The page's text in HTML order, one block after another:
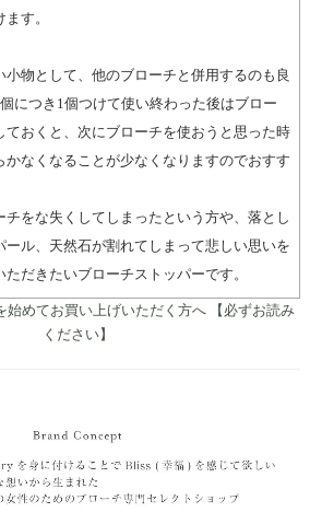
す。
小物として、他のブローチと併用するのも良
につき1個つけて使い終わった後はブロー
ておくと、次にブローチを使おうと思った時
かなくなることが少なくなりますのでおすす
チをな失くしてしまったという方や、落とし
ール、天然石が割れてしまって悲しい思いを
だきたいブローチストッパーです。
始めてお買い上げいただく方へ 【必ずお読み
ください】